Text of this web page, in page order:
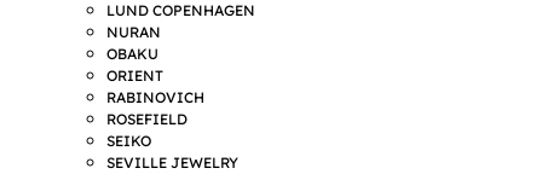
LUND COPENHAGEN
NURAN
OBAKU
ORIENT
RABINOVICH
ROSEFIELD
SEIKO
SEVILLE JEWELRY